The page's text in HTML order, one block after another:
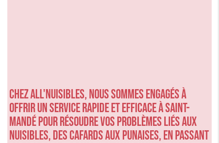
Chez ALL'NUISIBLES, nous sommes engagés à
offrir un service rapide et efficace à Saint-
Mandé pour résoudre vos problèmes liés aux
nuisibles, des cafards aux punaises, en passant